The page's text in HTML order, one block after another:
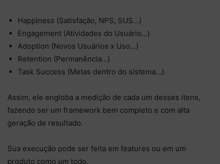
Happiness (Satisfação, NPS, SUS…)
Engagement (Atividades do Usuário…)
Adoption (Novos Usuários x Uso…)
Retention (Permanência…)
Task Success (Metas dentro do sistema…)
Assim, ele engloba a medição de cada um desses itens,
fazendo ser um framework bem completo e com alta
geração de resultado.
Sua execução pode ser feita em features ou em um
produto como um todo.